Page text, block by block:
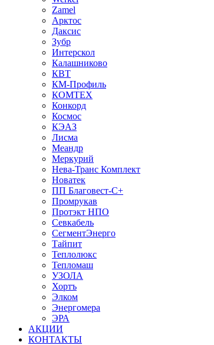
Zamel
Арктос
Даксис
Зубр
Интерскол
Калашниково
КВТ
КМ-Профиль
КОМТЕХ
Конкорд
Космос
КЭАЗ
Лисма
Меандр
Меркурий
Нева-Транс Комплект
Новатек
ПП Благовест-С+
Промрукав
Протэкт НПО
Севкабель
СегментЭнерго
Тайпит
Теплолюкс
Тепломаш
УЗОЛА
Хортъ
Элком
Энергомера
ЭРА
АКЦИИ
КОНТАКТЫ